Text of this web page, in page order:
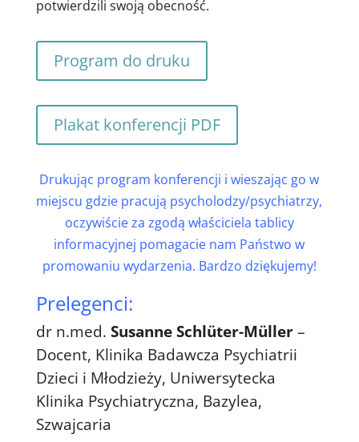
potwierdzili swoją obecność.
Program do druku
Plakat konferencji PDF
Drukując program konferencji i wieszając go w
miejscu gdzie pracują psycholodzy/psychiatrzy,
oczywiście za zgodą właściciela tablicy
informacyjnej pomagacie nam Państwo w
promowaniu wydarzenia. Bardzo dziękujemy!
Prelegenci:
dr n.med. Susanne Schlüter-Müller–
Docent, Klinika Badawcza Psychiatrii
Dzieci i Młodzieży, Uniwersytecka
Klinika Psychiatryczna, Bazylea,
Szwajcaria